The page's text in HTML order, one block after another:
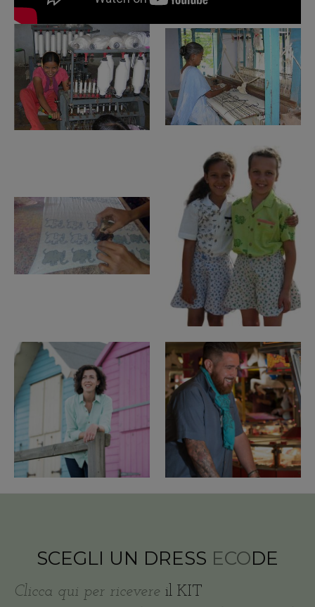
SCEGLI UN DRESS ECODE
Clicca qui per ricevere il KIT